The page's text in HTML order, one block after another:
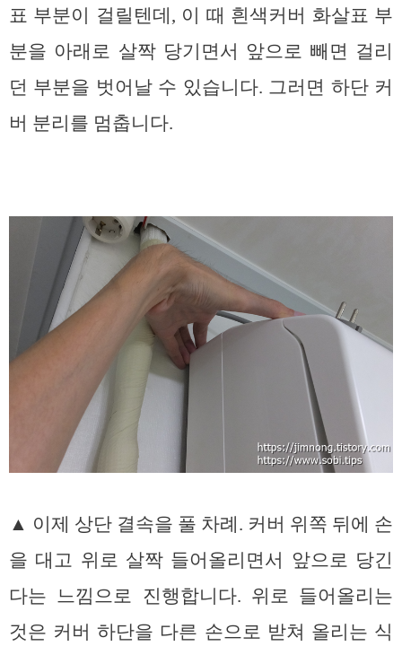
표 부분이 걸릴텐데, 이 때 흰색커버 화살표 부
분을 아래로 살짝 당기면서 앞으로 빼면 걸리
던 부분을 벗어날 수 있습니다. 그러면 하단 커
버 분리를 멈춥니다.
▲ 이제 상단 결속을 풀 차례. 커버 위쪽 뒤에 손
을 대고 위로 살짝 들어올리면서 앞으로 당긴
다는 느낌으로 진행합니다. 위로 들어올리는
것은 커버 하단을 다른 손으로 받쳐 올리는 식